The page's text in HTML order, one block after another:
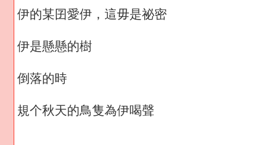
伊的某囝愛伊，這毋是祕密
伊是懸懸的樹
倒落的時
規个秋天的鳥隻為伊喝聲